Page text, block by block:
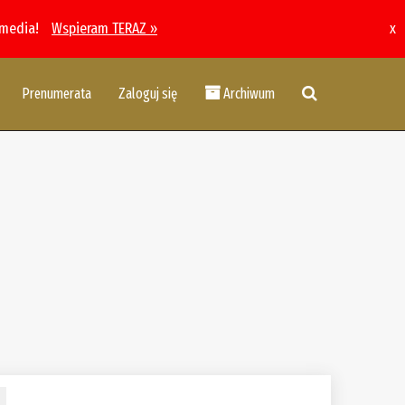
Wspieram TERAZ » x
Prenumerata Zaloguj się Archiwum